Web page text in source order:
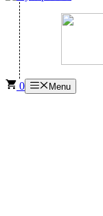
0 Menu